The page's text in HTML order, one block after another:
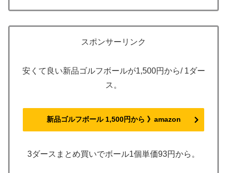
スポンサーリンク
安くて良い新品ゴルフボールが1,500円から/ 1ダー
ス。
新品ゴルフボール 1,500円から 》amazon
3ダースまとめ買いでボール1個単価93円から。